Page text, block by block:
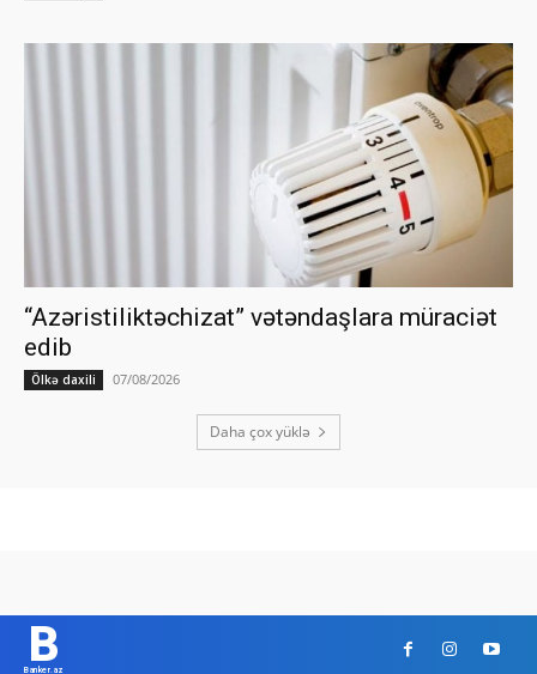
“Azəristiliktəchizat” vətəndaşlara müraciət
edib
Ölkə daxili 07/08/2026
Daha çox yüklə
B
Banker.az